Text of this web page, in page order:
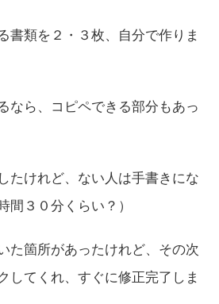
書類を２・３枚、自分で作りま
なら、コピペできる部分もあっ
たけれど、ない人は手書きにな
３０分くらい？）
た箇所があったけれど、その次
してくれ、すぐに修正完了しま